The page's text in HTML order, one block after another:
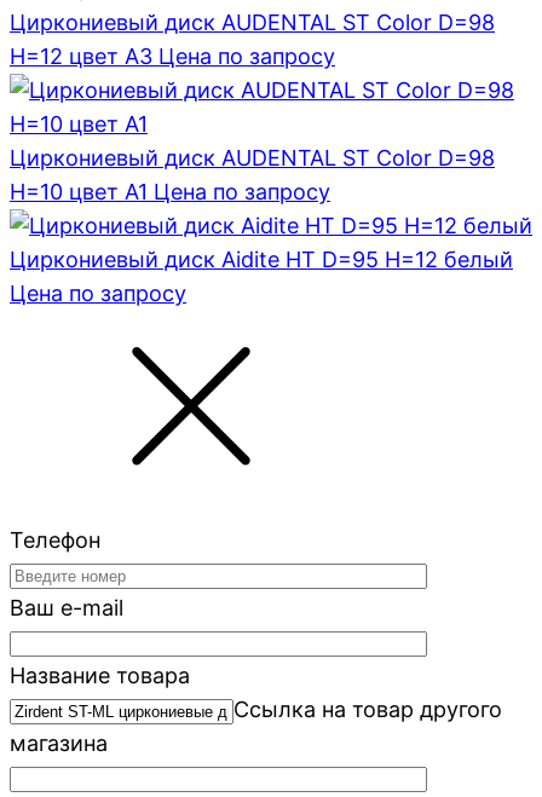
Циркониевый диск AUDENTAL ST Color D=98
H=12 цвет A3 Цена по запросу
Циркониевый диск AUDENTAL ST Color D=98
H=10 цвет A1 Цена по запросу
Циркониевый диск Aidite HT D=95 H=12 белый
Цена по запросу
Телефон
Ваш e-mail
Название товара
Ссылка на товар другого
магазина